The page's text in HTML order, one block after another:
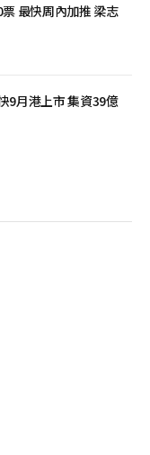
最快周內加推 梁志
9月港上市 集資39億